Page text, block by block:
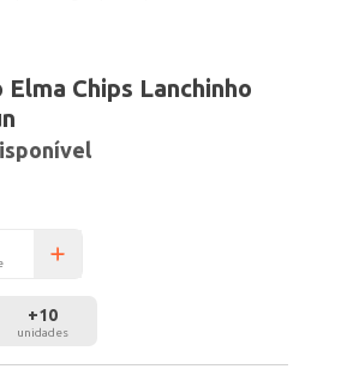
Elma Chips Lanchinho
+10
unidades